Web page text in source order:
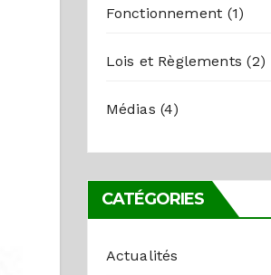
Fonctionnement (1)
Lois et Règlements (2)
Médias (4)
CATÉGORIES
Actualités